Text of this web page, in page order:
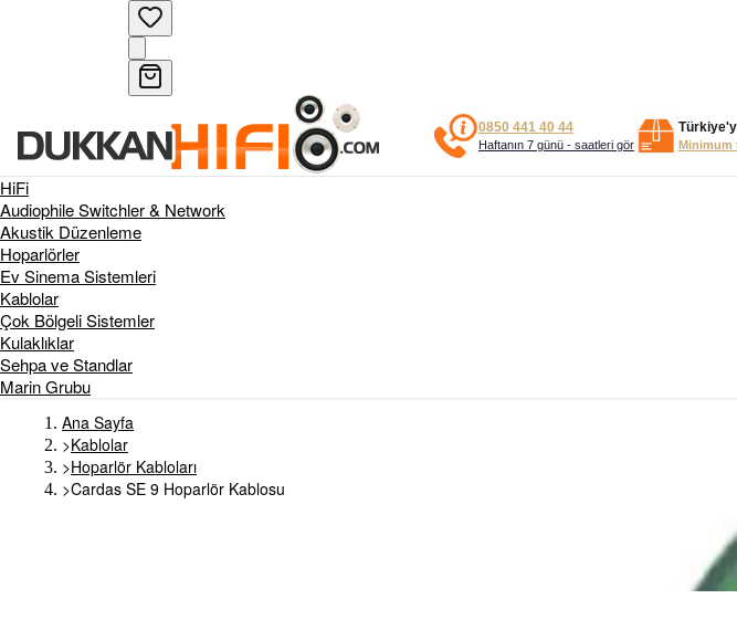
0850 441 40 44
Haftanın 7 günü - saatleri gör Minimum
HiFi
Audiophile Switchler & Network
Akustik Düzenleme
Hoparlörler
Ev Sinema Sistemleri
Kablolar
Çok Bölgeli Sistemler
Kulaklıklar
Sehpa ve Standlar
Marin Grubu
Ana Sayfa
>Kablolar
>Hoparlör Kabloları
>Cardas SE 9 Hoparlör Kablosu